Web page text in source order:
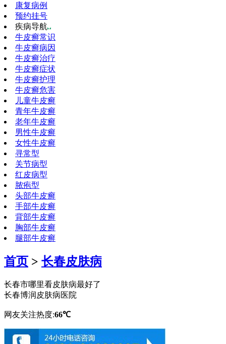
康复病例
预约挂号
疾病导航
牛皮癣常识
牛皮癣病因
牛皮癣治疗
牛皮癣症状
牛皮癣护理
牛皮癣危害
儿童牛皮癣
青年牛皮癣
老年牛皮癣
男性牛皮癣
女性牛皮癣
寻常型
关节病型
红皮病型
脓疱型
头部牛皮癣
手部牛皮癣
背部牛皮癣
胸部牛皮癣
腿部牛皮癣
首页 > 长春皮肤病
长春市哪里看皮肤病最好了
长春博润皮肤病医院
网友关注热度:66℃